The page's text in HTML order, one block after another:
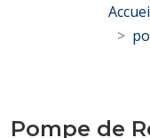
Pompe de